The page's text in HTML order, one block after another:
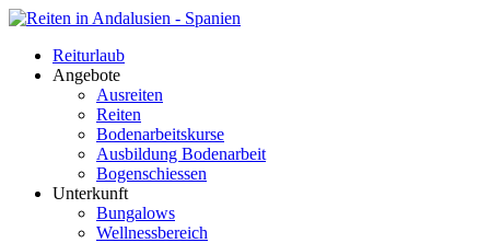
Reiturlaub
Angebote
Ausreiten
Reiten
Bodenarbeitskurse
Ausbildung Bodenarbeit
Bogenschiessen
Unterkunft
Bungalows
Wellnessbereich